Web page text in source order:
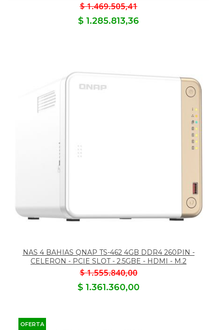
$ 1.469.505,41
$ 1.285.813,36
NAS 4 BAHIAS QNAP TS-462 4GB DDR4 260PIN -
CELERON - PCIE SLOT - 2.5GBE - HDMI - M.2
$ 1.555.840,00
$ 1.361.360,00
OFERTA